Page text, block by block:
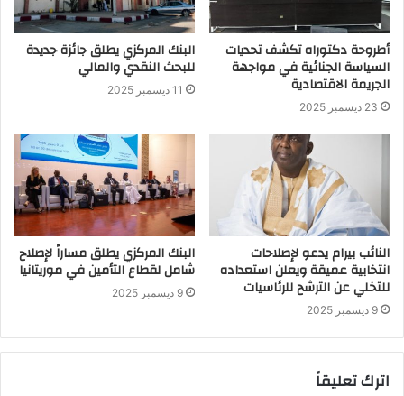
أطروحة دكتوراه تكشف تحديات
السياسة الجنائية في مواجهة
الجريمة الاقتصادية
23 ديسمبر 2025
البنك المركزي يطلق جائزة جديدة
للبحث النقدي والمالي
11 ديسمبر 2025
النائب بيرام يدعو لإصلاحات
انتخابية عميقة ويعلن استعداده
للتخلي عن الترشح للرئاسيات
9 ديسمبر 2025
البنك المركزي يطلق مساراً لإصلاح
شامل لقطاع التأمين في موريتانيا
9 ديسمبر 2025
اترك تعليقاً